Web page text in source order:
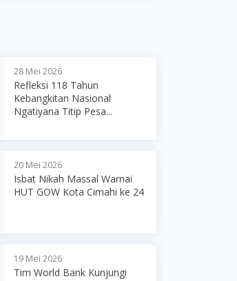
28 Mei 2026
Refleksi 118 Tahun
Kebangkitan Nasional
Ngatiyana Titip Pesa...
20 Mei 2026
Isbat Nikah Massal Warnai
HUT GOW Kota Cimahi ke 24
19 Mei 2026
Tim World Bank Kunjungi